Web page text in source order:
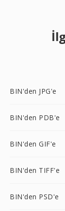
BIN'den JPG'e
BIN'den PDB'e
BIN'den GIF'e
BIN'den TIFF'e
BIN'den PSD'e